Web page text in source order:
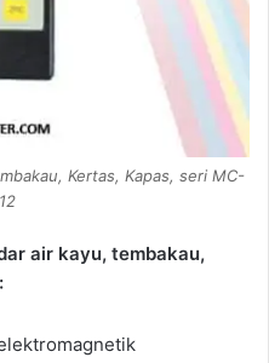
Kertas, Kapas, seri MC-
air kayu, tembakau,